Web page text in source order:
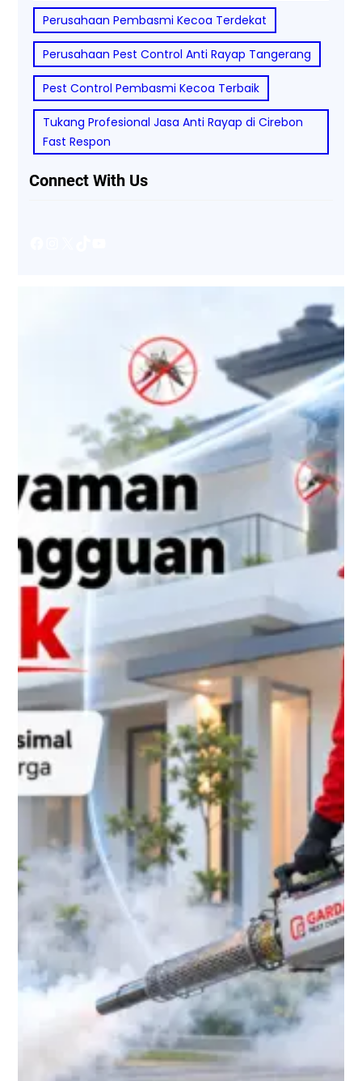
Perusahaan Pembasmi Kecoa Terdekat
Perusahaan Pest Control Anti Rayap Tangerang
Pest Control Pembasmi Kecoa Terbaik
Tukang Profesional Jasa Anti Rayap di Cirebon
Fast Respon
Connect With Us